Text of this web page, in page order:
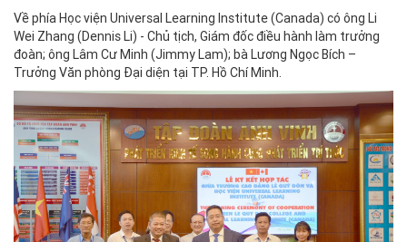
Về phía Học viện Universal Learning Institute (Canada) có ông Li
Wei Zhang (Dennis Li) - Chủ tịch, Giám đốc điều hành làm trưởng
đoàn; ông Lâm Cư Minh (Jimmy Lam); bà Lương Ngọc Bích –
Trưởng Văn phòng Đại diện tại TP. Hồ Chí Minh.